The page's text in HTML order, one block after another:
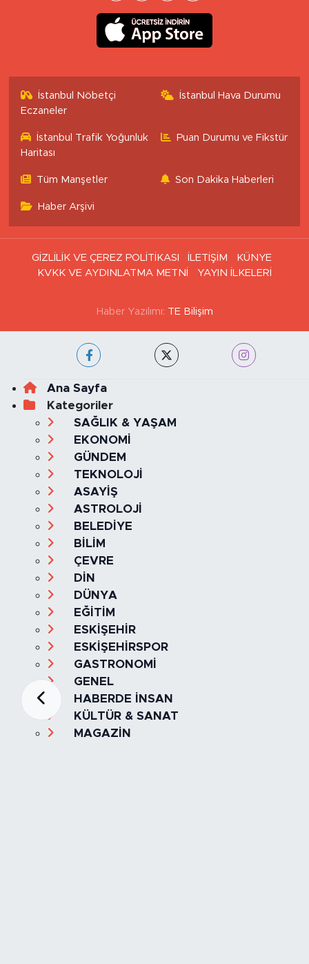
İstanbul Nöbetçi
Eczaneler
İstanbul Hava Durumu
İstanbul Trafik Yoğunluk
Haritası
Puan Durumu ve Fikstür
Tüm Manşetler Son Dakika Haberleri
Haber Arşivi
GİZLİLİK VE ÇEREZ POLİTİKASI İLETİŞİM
KÜNYE
KVKK VE AYDINLATMA METNİ
YAYIN İLKELERİ
Haber Yazılımı: TE Bilişim
Ana Sayfa
Kategoriler
SAĞLIK & YAŞAM
EKONOMİ
GÜNDEM
TEKNOLOJİ
ASAYİŞ
ASTROLOJİ
BELEDİYE
BİLİM
ÇEVRE
DİN
DÜNYA
EĞİTİM
ESKİŞEHİR
ESKİŞEHİRSPOR
GASTRONOMİ
GENEL
HABERDE İNSAN
KÜLTÜR & SANAT
MAGAZİN